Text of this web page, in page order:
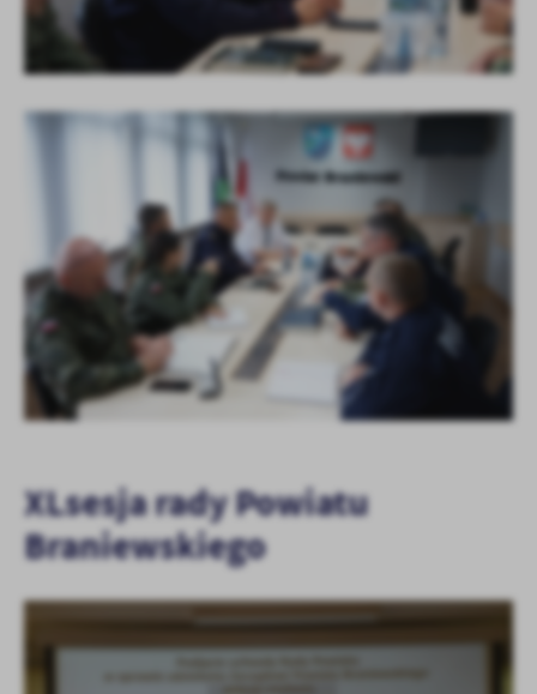
XLsesja rady Powiatu
Braniewskiego